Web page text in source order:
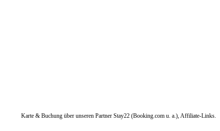
Karte & Buchung über unseren Partner Stay22 (Booking.com u. a.), Affiliate-Links.